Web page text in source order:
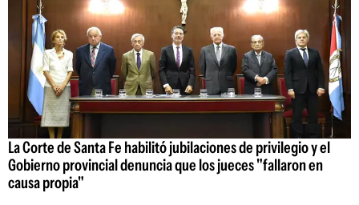
La Corte de Santa Fe habilitó jubilaciones de privilegio y el
Gobierno provincial denuncia que los jueces "fallaron en
causa propia"